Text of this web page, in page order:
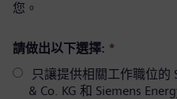
您。
請做出以下選擇: *
只讓提供相關工作職位的
& Co. KG 和 Siemens